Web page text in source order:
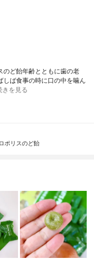
のど飴年齢とともに歯の老
しば食事の時に口の中を噛ん
きを見る
ポリスのど飴